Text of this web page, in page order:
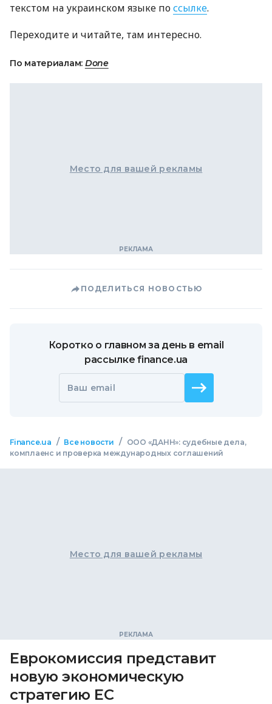
текстом на украинском языке поссылке.
Переходите и читайте, там интересно.
По материалам: Done
Место для вашей рекламы
ПОДЕЛИТЬСЯ НОВОСТЬЮ
Коротко о главном за день в email
рассылке finance.ua
Ваш email
Finance.ua / Все новости /
ООО «ДАНН»: судебные дела,
комплаенс и проверка международных соглашений
Место для вашей рекламы
Еврокомиссия представит
новую экономическую
стратегию ЕС